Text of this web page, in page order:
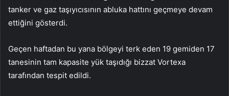
tanker ve gaz taşıyıcısının abluka hattını geçmeye devam
ettiğini gösterdi.
Geçen haftadan bu yana bölgeyi terk eden 19 gemiden 17
tanesinin tam kapasite yük taşıdığı bizzat Vortexa
tarafından tespit edildi.